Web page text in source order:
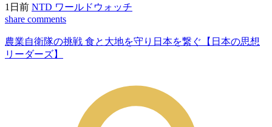
1日前 NTD ワールドウォッチ
share comments
農業自衛隊の挑戦 食と大地を守り日本を繋ぐ【日本の思想
リーダーズ】